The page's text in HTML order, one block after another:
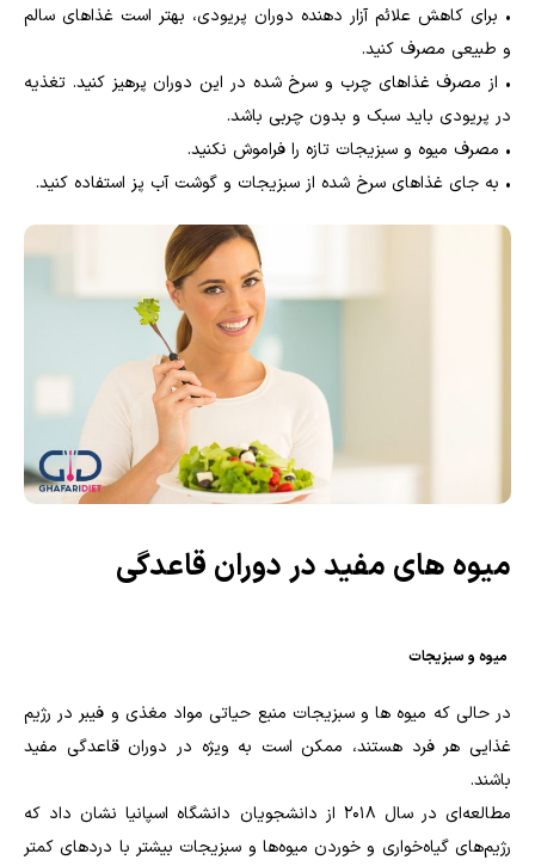
• برای کاهش علائم آزار دهنده دوران پریودی، بهتر است غذاهای سالم
و طبیعی مصرف کنید.
• از مصرف غذاهای چرب و سرخ شده در این دوران پرهیز کنید. تغذیه
در پریودی باید سبک و بدون چربی باشد.
• مصرف میوه و سبزیجات تازه را فراموش نکنید.
• به جای غذاهای سرخ شده از سبزیجات و گوشت آب پز استفاده کنید.
میوه های مفید در دوران قاعدگی
میوه و سبزیجات
در حالی که میوه ها و سبزیجات منبع حیاتی مواد مغذی و فیبر در رژیم
غذایی هر فرد هستند، ممکن است به ویژه در دوران قاعدگی مفید
باشند.
مطالعه‌ای در سال 2018 از دانشجویان دانشگاه اسپانیا نشان داد که
رژیم‌های گیاه‌خواری و خوردن میوه‌ها و سبزیجات بیشتر با دردهای کمتر